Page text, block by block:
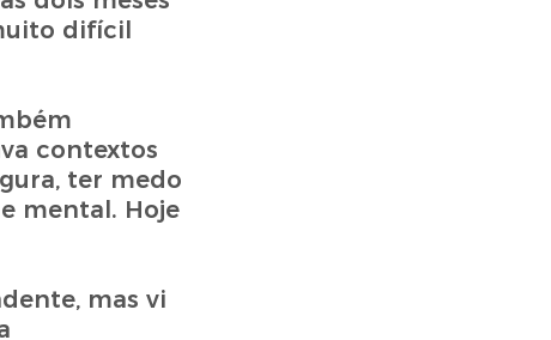
difícil
contextos
ter medo
mental. Hoje
mas vi